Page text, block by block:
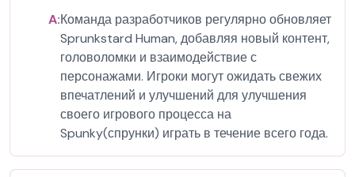
A:Команда разработчиков регулярно обновляет
Sprunkstard Human, добавляя новый контент,
головоломки и взаимодействие с
персонажами. Игроки могут ожидать свежих
впечатлений и улучшений для улучшения
своего игрового процесса на
Spunky(спрунки) играть в течение всего года.